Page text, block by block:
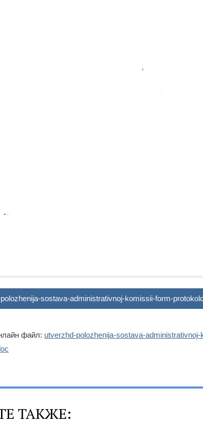
sostava-administrativnoj-komissii-form-
файл: utverzhd-polozhenija-sostava-
ТАКЖЕ: